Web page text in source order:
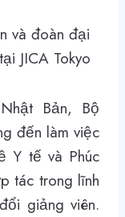
và đoàn đại
JICA Tokyo
Bản, Bộ
đến làm việc
Y tế và Phúc
tác trong lĩnh
giảng viên.